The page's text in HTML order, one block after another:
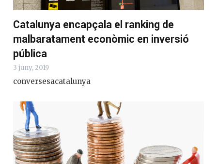
Catalunya encapçala el ranking de
malbaratament econòmic en inversió
pública
3 juny, 2019
conversesacatalunya